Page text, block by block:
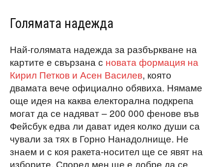
Голямата надежда
Най-голямата надежда за разбъркване на
картите е свързана с новата формация на
Кирил Петков и Асен Василев, която
двамата вече официално обявиха. Нямаме
още идея на каква електорална подкрепа
могат да се надяват – 200 000 фенове във
Фейсбук едва ли дават идея колко души са
чували за тях в Горно Нанадолнище. Не
знаем и с коя ракета-носител ще се явят на
изборите. Според мен ще е добре да се